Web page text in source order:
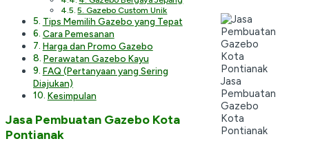
5. Gazebo Custom Unik
Tips Memilih Gazebo yang Tepat
Cara Pemesanan
Harga dan Promo Gazebo
Perawatan Gazebo Kayu
FAQ (Pertanyaan yang Sering
Diajukan)
Kesimpulan
Jasa Pembuatan Gazebo Kota
Pontianak
Jasa
Pembuatan
Gazebo
Kota
Pontianak